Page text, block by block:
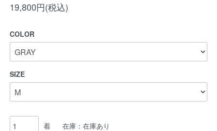
19,800円(税込)
COLOR
SIZE
着 在庫：在庫あり